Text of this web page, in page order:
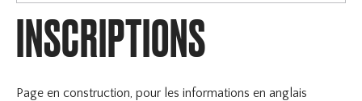
Programme
Sanction et Règlements
INSCRIPTIONS
Page en construction, pour les informations en anglais